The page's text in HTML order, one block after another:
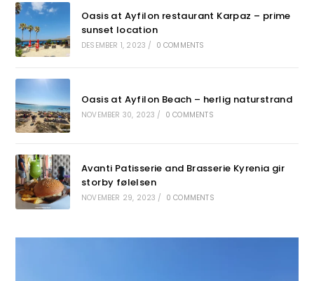
Oasis at Ayfilon restaurant Karpaz – prime
sunset location
DESEMBER 1, 2023 / 0 COMMENTS
Oasis at Ayfilon Beach – herlig naturstrand
NOVEMBER 30, 2023 / 0 COMMENTS
Avanti Patisserie and Brasserie Kyrenia gir
storby følelsen
NOVEMBER 29, 2023 / 0 COMMENTS